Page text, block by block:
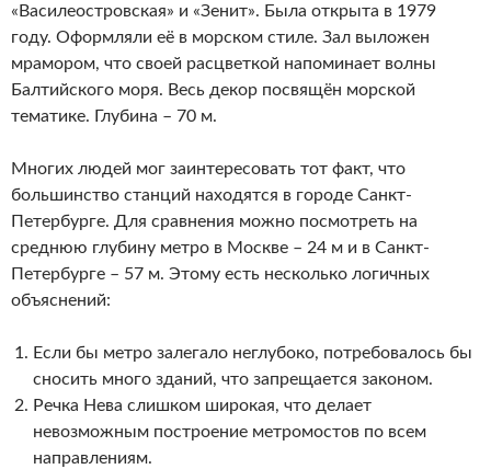
«Василеостровская» и «Зенит». Была открыта в 1979
году. Оформляли её в морском стиле. Зал выложен
мрамором, что своей расцветкой напоминает волны
Балтийского моря. Весь декор посвящён морской
тематике. Глубина – 70 м.
Многих людей мог заинтересовать тот факт, что
большинство станций находятся в городе Санкт-
Петербурге. Для сравнения можно посмотреть на
среднюю глубину метро в Москве – 24 м и в Санкт-
Петербурге – 57 м. Этому есть несколько логичных
объяснений:
Если бы метро залегало неглубоко, потребовалось бы
сносить много зданий, что запрещается законом.
Речка Нева слишком широкая, что делает
невозможным построение метромостов по всем
направлениям.